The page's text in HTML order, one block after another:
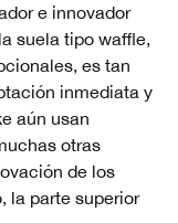
e innovador
suela tipo waffle,
es tan
inmediata y
aún usan
otras
de los
la parte superior